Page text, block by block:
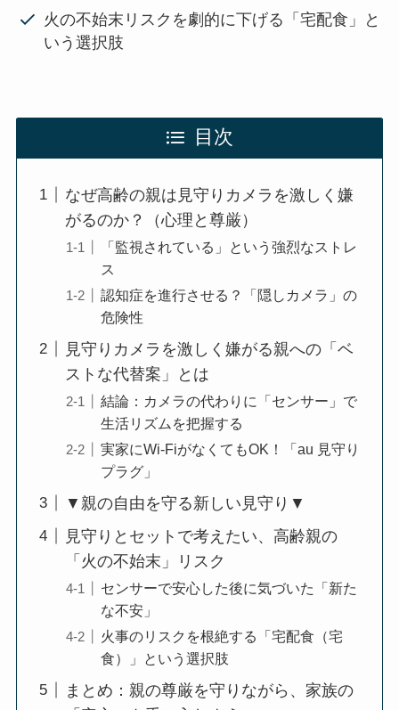
火の不始末リスクを劇的に下げる「宅配食」と
いう選択肢
目次
なぜ高齢の親は見守りカメラを激しく嫌
がるのか？（心理と尊厳）
「監視されている」という強烈なストレ
ス
認知症を進行させる？「隠しカメラ」の
危険性
見守りカメラを激しく嫌がる親への「ベ
ストな代替案」とは
結論：カメラの代わりに「センサー」で
生活リズムを把握する
実家にWi-FiがなくてもOK！「au 見守り
プラグ」
▼親の自由を守る新しい見守り▼
見守りとセットで考えたい、高齢親の
「火の不始末」リスク
センサーで安心した後に気づいた「新た
な不安」
火事のリスクを根絶する「宅配食（宅
食）」という選択肢
まとめ：親の尊厳を守りながら、家族の